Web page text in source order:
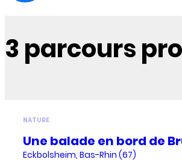
3 parcours
NATURE
Une balade en bord de
Eckbolsheim, Bas-Rhin (67)